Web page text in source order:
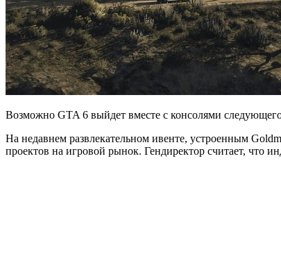
Возможно GTA 6 выйдет вместе с консолями
На недавнем развлекательном ивенте, устроенным
проектов на игровой рынок. Гендиректор считает, что